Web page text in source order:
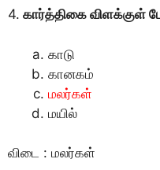
4. கார்த்திகை விளக்குள்
காடு
கானகம்
மலர்கள்
மயில்
விடை : மலர்கள்